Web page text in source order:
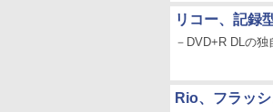
リコー、記録
－DVD+R DLの
Rio、フラッ